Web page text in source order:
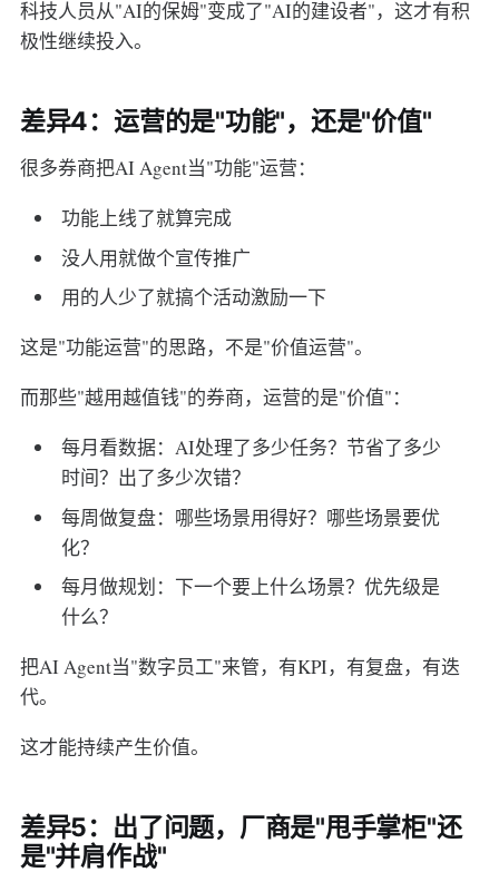
科技人员从"AI的保姆"变成了"AI的建设者"，这才有积
极性继续投入。
差异4：运营的是"功能"，还是"价值"
很多券商把AI Agent当"功能"运营：
功能上线了就算完成
没人用就做个宣传推广
用的人少了就搞个活动激励一下
这是"功能运营"的思路，不是"价值运营"。
而那些"越用越值钱"的券商，运营的是"价值"：
每月看数据：AI处理了多少任务？节省了多少
时间？出了多少次错？
每周做复盘：哪些场景用得好？哪些场景要优
化？
每月做规划：下一个要上什么场景？优先级是
什么？
把AI Agent当"数字员工"来管，有KPI，有复盘，有迭
代。
这才能持续产生价值。
差异5：出了问题，厂商是"甩手掌柜"还
是"并肩作战"